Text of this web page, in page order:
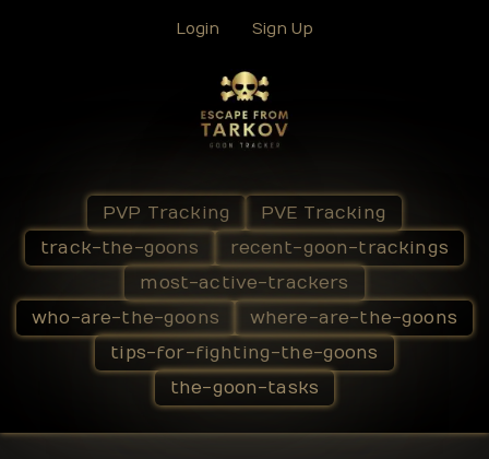
Login Sign Up
PVP Tracking
PVE Tracking
track-the-goons
recent-goon-trackings
most-active-trackers
who-are-the-goons
where-are-the-goons
tips-for-fighting-the-goons
the-goon-tasks